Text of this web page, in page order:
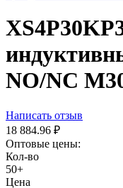
NO/NC
Написать отзыв
18 884.96 ₽
Оптовые цены:
Кол-во
50+
Цена